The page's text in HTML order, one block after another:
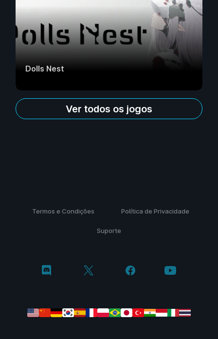
Dolls Nest
Ver todos os jogos
Termos e Condições Política de Privacidade
Suporte